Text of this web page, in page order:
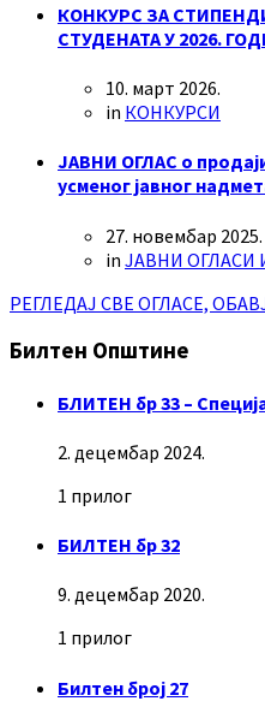
КОНКУРС ЗА
СТУДЕНАТА У 2026.
10. март 2026.
in КОНКУРСИ
ЈАВНИ ОГЛАС о
усменог јавног
27. новембар 2025.
in ЈАВНИ
РЕГЛЕДАЈ СВЕ ОГЛАСЕ,
Билтен Општине
БЛИТЕН бр 33 –
2. децембар 2024.
1 прилог
БИЛТЕН бр 32
9. децембар 2020.
1 прилог
Билтен број 27